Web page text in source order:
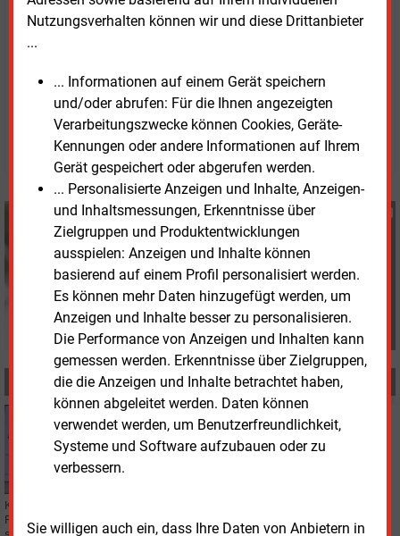
Nutzungsverhalten können wir und diese Drittanbieter
...
... Informationen auf einem Gerät speichern
und/oder abrufen: Für die Ihnen angezeigten
Verarbeitungszwecke können Cookies, Geräte-
Kennungen oder andere Informationen auf Ihrem
Gerät gespeichert oder abgerufen werden.
... Personalisierte Anzeigen und Inhalte, Anzeigen-
und Inhaltsmessungen, Erkenntnisse über
Zielgruppen und Produktentwicklungen
ausspielen: Anzeigen und Inhalte können
basierend auf einem Profil personalisiert werden.
Es können mehr Daten hinzugefügt werden, um
Anzeigen und Inhalte besser zu personalisieren.
Die Performance von Anzeigen und Inhalten kann
gemessen werden. Erkenntnisse über Zielgruppen,
die die Anzeigen und Inhalte betrachtet haben,
können abgeleitet werden. Daten können
verwendet werden, um Benutzerfreundlichkeit,
Systeme und Software aufzubauen oder zu
verbessern.
Sie willigen auch ein, dass Ihre Daten von Anbietern in
Geschäftsführung Stadtwerke Münster) und Peter Knoll (Projektleiter
„Future of Utilities Lab“, Stadtwerke Münster).
G�nter Drewnitzky
© 2026 Energie & Management GmbH
Günter Drewnitzky
+49 (0) 8152 9311 15
G.Drewnitzky@energie-
und-management.de
MEHR ZUM THEMA
Milliardengeschäft Rechenzentren
Künstliche Intelligenz braucht eine Menge Energie. Der Stromverbrauch von
Rechenzentren könnte sich in den kommenden zehn Jahren verdreifachen,